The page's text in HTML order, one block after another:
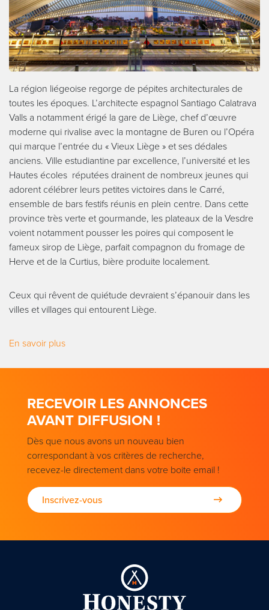
La région liégeoise regorge de pépites architecturales de
toutes les époques. L’architecte espagnol Santiago Calatrava
Valls a notamment érigé la gare de Liège, chef d’œuvre
moderne qui rivalise avec la montagne de Buren ou l’Opéra
qui marque l’entrée du « Vieux Liège » et ses dédales
anciens. Ville estudiantine par excellence, l’université et les
Hautes écoles réputées drainent de nombreux jeunes qui
adorent célébrer leurs petites victoires dans le Carré,
ensemble de bars festifs réunis en plein centre. Dans cette
province très verte et gourmande, les plateaux de la Vesdre
voient notamment pousser les poires qui composent le
fameux sirop de Liège, parfait compagnon du fromage de
Herve et de la Curtius, bière produite localement.
Ceux qui rêvent de quiétude devraient s’épanouir dans les
villes et villages qui entourent Liège.
En savoir plus
RECEVOIR LES ANNONCES
AVANT DIFFUSION !
Dès que nous avons un nouveau bien
correspondant à vos critères de recherche,
recevez-le directement dans votre boite email !
Inscrivez-vous